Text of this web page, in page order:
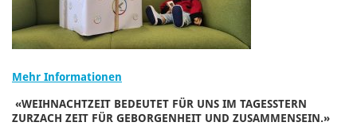
Mehr Informationen
«WEIHNACHTZEIT BEDEUTET FÜR UNS IM TAGESSTERN
ZURZACH ZEIT FÜR GEBORGENHEIT UND ZUSAMMENSEIN.»